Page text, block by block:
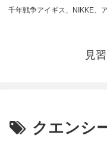
千年戦争アイギス、NIKKE、
見
クエンシ